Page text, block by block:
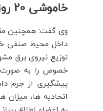
خاموشی 20 روزه تابلوهای تبلیغاتی اصناف
وی گفت: همچنین
توزیع نیروی برق
خصوص را به صورت
پیشگیری از جرم
اتحادیه ها،